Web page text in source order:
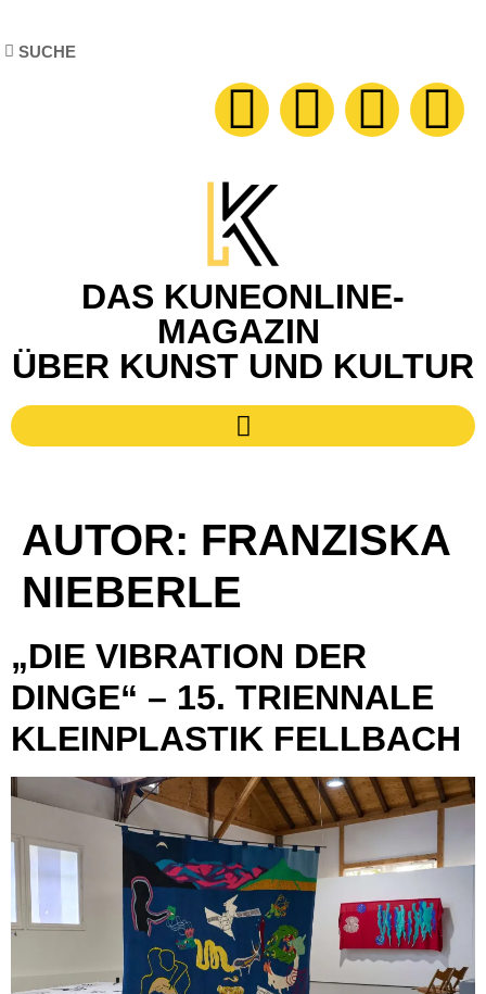
DAS KUNEONLINE-
MAGAZIN
ÜBER KUNST UND KULTUR
AUTOR: FRANZISKA
NIEBERLE
„DIE VIBRATION DER
DINGE“ – 15. TRIENNALE
KLEINPLASTIK FELLBACH